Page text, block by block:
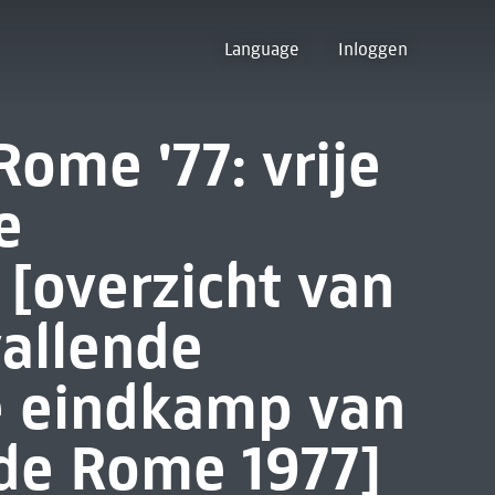
Language Inloggen
'77: vrije
van
van
Rome 1977]